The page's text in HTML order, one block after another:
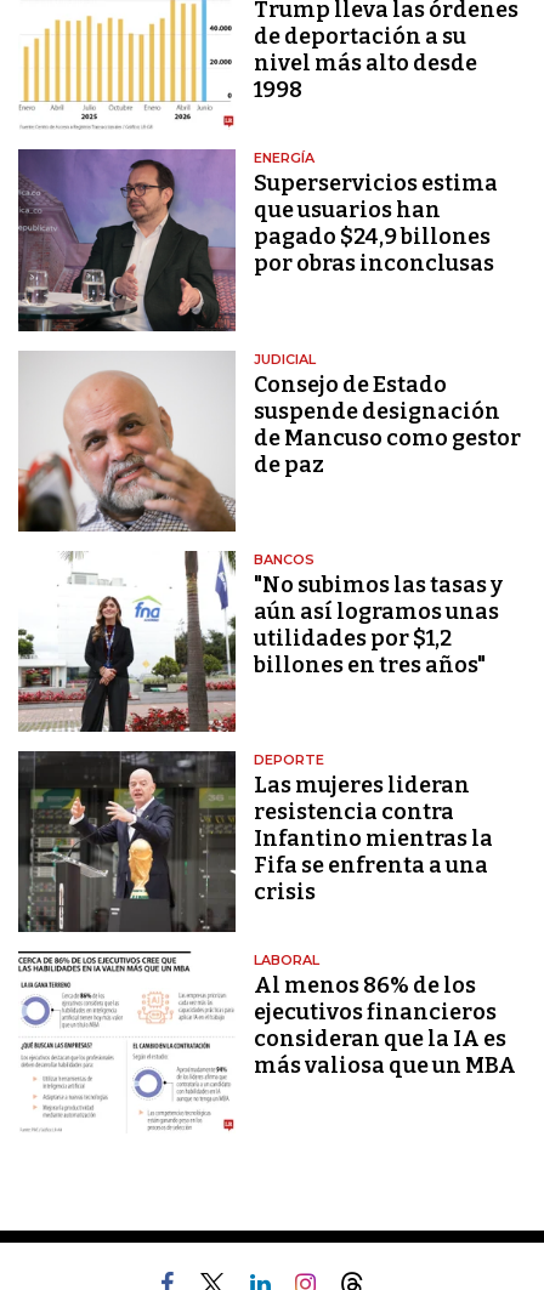
Trump lleva las órdenes
de deportación a su
nivel más alto desde
1998
ENERGÍA
Superservicios estima
que usuarios han
pagado $24,9 billones
por obras inconclusas
JUDICIAL
Consejo de Estado
suspende designación
de Mancuso como gestor
de paz
BANCOS
"No subimos las tasas y
aún así logramos unas
utilidades por $1,2
billones en tres años"
DEPORTE
Las mujeres lideran
resistencia contra
Infantino mientras la
Fifa se enfrenta a una
crisis
LABORAL
Al menos 86% de los
ejecutivos financieros
consideran que la IA es
más valiosa que un MBA